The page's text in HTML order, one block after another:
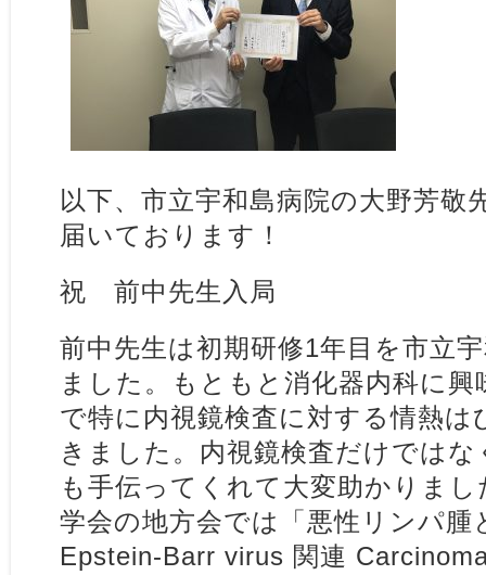
以下、市立宇和島病院の大野芳敬
届いております！
祝 前中先生入局
前中先生は初期研修1年目を市立
ました。もともと消化器内科に
で特に内視鏡検査に対する情熱
きました。内視鏡検査だけでは
も手伝ってくれて大変助かりま
学会の地方会では「悪性リンパ腫
Epstein-Barr virus 関連